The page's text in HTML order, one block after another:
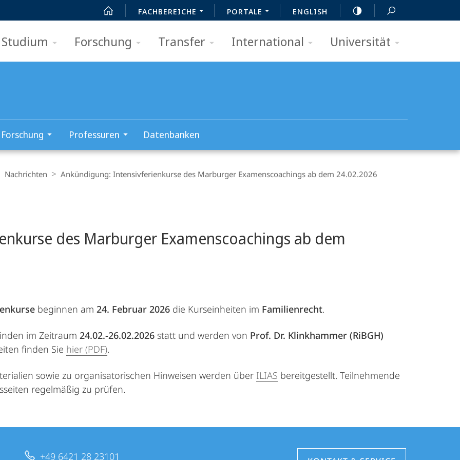
FACHBEREICHE PORTALE ENGLISH
Studium Forschung Transfer International Universität
Forschung Professuren Datenbanken
Nachrichten Ankündigung: Intensivferienkurse des Marburger Examenscoachings ab dem 24.02.2026
des Marburger Examenscoachings ab dem
beginnen am 24. Februar 2026 die Kurseinheiten im Familienrecht.
im Zeitraum 24.02.-26.02.2026 statt und werden von Prof. Dr. Klinkhammer (RiBGH)
finden Sie hier (PDF).
sowie zu organisatorischen Hinweisen werden über ILIAS bereitgestellt. Teilnehmende
regelmäßig zu prüfen.
+49 6421 28 23101